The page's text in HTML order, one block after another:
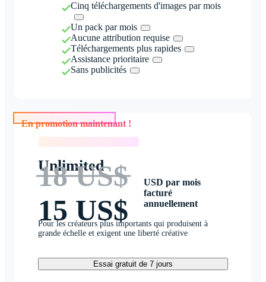
Cinq téléchargements d'images par mois
Un pack par mois
Aucune attribution requise
Téléchargements plus rapides
Assistance prioritaire
Sans publicités
En promotion maintenant !
Unlimited
18 US$
15 US$
USD par mois
facturé
annuellement
Pour les créateurs plus importants qui produisent à
grande échelle et exigent une liberté créative
Essai gratuit de 7 jours